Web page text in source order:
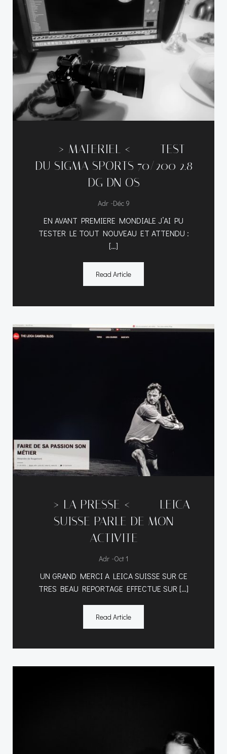
—–> MATERIEL <----- TEST
DU SIGMA SPORTS 70/200 2.8
DG DN OS
Adr -Déc 9
EN AVANT PREMIERE MONDIALE J’AI PU
TESTER LE TOUT NOUVEAU ET ATTENDU :
[…]
Read Article
—–> LA PRESSE <----- LEICA
SUISSE PARLE DE MON
ACTIVITE
Adr -Oct 1
UN GRAND MERCI A LEICA SUISSE SUR CE
TRES BEAU REPORTAGE EFFECTUE SUR […]
Read Article